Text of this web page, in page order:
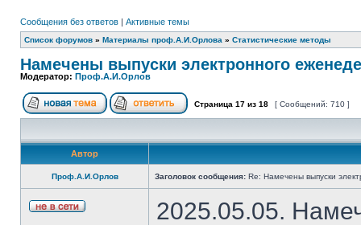
Сообщения без ответов | Активные темы
Список форумов » Материалы проф.А.И.Орлова » Статистические методы
Намечены выпуски электронного
Модератор: Проф.А.И.Орлов
Страница 17 из 18 [ Сообщений: 710 ]
Автор
Проф.А.И.Орлов Заголовок сообщения: Re: Намечены выпуски
2025.05.05.